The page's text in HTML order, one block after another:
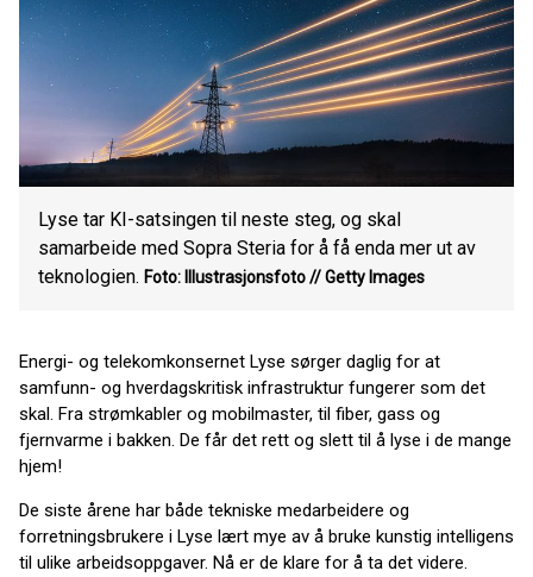
Lyse tar KI-satsingen til neste steg, og skal
samarbeide med Sopra Steria for å få enda mer ut av
teknologien. Foto: Illustrasjonsfoto // Getty Images
Energi- og telekomkonsernet Lyse sørger daglig for at
samfunn- og hverdagskritisk infrastruktur fungerer som det
skal. Fra strømkabler og mobilmaster, til fiber, gass og
fjernvarme i bakken. De får det rett og slett til å lyse i de mange
hjem!
De siste årene har både tekniske medarbeidere og
forretningsbrukere i Lyse lært mye av å bruke kunstig intelligens
til ulike arbeidsoppgaver. Nå er de klare for å ta det videre.